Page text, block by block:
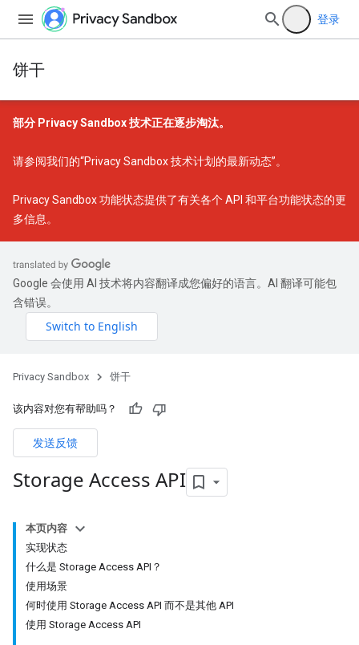
登录
饼干
部分 Privacy Sandbox 技术正在逐步淘汰。
请参阅我们的“Privacy Sandbox 技术计划的最新动态”。
Privacy Sandbox 功能状态提供了有关各个 API 和平台功能状态的更
多信息。
Google 会使用 AI 技术将内容翻译成您偏好的语言。AI 翻译可能包
含错误。
Privacy Sandbox 饼干
该内容对您有帮助吗？
发送反馈
Storage Access API
本页内容
实现状态
什么是 Storage Access API？
使用场景
何时使用 Storage Access API 而不是其他 API
使用 Storage Access API